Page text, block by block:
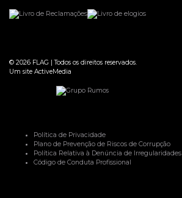
© 2026 FLAG |Todos os direitos reservados.
Um site ActiveMedia
Política de Privacidade
Plano de Prevenção de Riscos de Corrupção
Política Relativa à Denúncia de Irregularidades
Código de Conduta Profissional